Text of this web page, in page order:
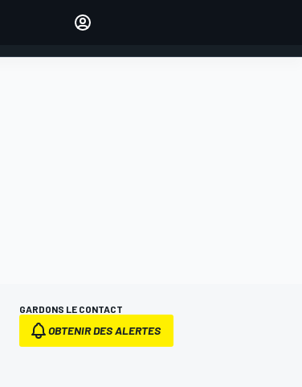
GARDONS LE CONTACT
OBTENIR DES ALERTES